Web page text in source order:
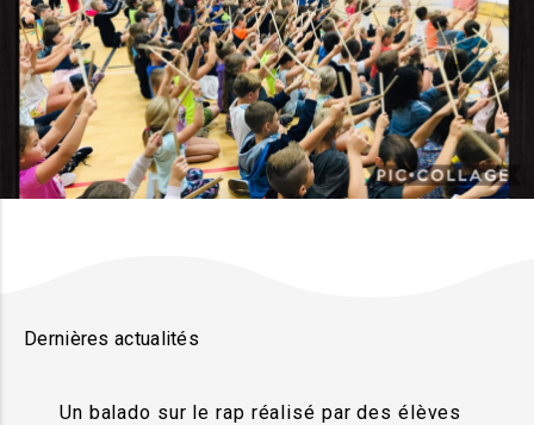
Dernières actualités
Un balado sur le rap réalisé par des élèves